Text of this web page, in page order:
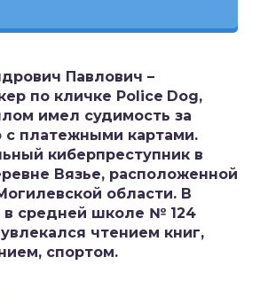
Павлович –
по кличке Police Dog,
имел судимость за
платежными картами.
киберпреступник в
Вязье, расположенной
области. В
в средней школе № 124
чтением книг,
спортом.